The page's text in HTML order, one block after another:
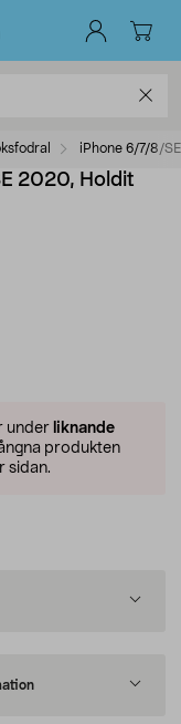
iPhone 6/7/8/
2020, Holdit
under liknande
produkten
sidan.